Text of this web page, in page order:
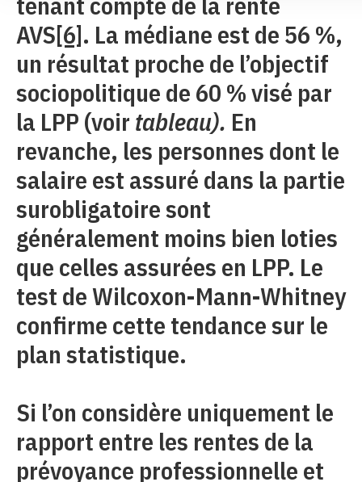
AVS[6]. La médiane est de 56 %,
un résultat proche de l’objectif
sociopolitique de 60 % visé par
la LPP (voir tableau). En
revanche, les personnes dont le
salaire est assuré dans la partie
surobligatoire sont
généralement moins bien loties
que celles assurées en LPP. Le
test de Wilcoxon-Mann-Whitney
confirme cette tendance sur le
plan statistique.
Si l’on considère uniquement le
rapport entre les rentes de la
prévoyance professionnelle et